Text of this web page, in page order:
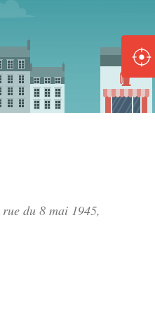
rue du 8 mai 1945,
Épuisé
Épuisé